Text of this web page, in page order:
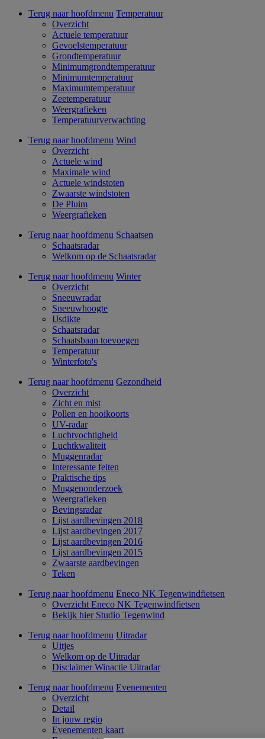
Terug naar hoofdmenu Temperatuur
Overzicht
Actuele temperatuur
Gevoelstemperatuur
Grondtemperatuur
Minimumgrondtemperatuur
Minimumtemperatuur
Maximumtemperatuur
Zeetemperatuur
Weergrafieken
Temperatuurverwachting
Terug naar hoofdmenu Wind
Overzicht
Actuele wind
Maximale wind
Actuele windstoten
Zwaarste windstoten
De Pluim
Weergrafieken
Terug naar hoofdmenu Schaatsen
Schaatsradar
Welkom op de Schaatsradar
Terug naar hoofdmenu Winter
Overzicht
Sneeuwradar
Sneeuwhoogte
IJsdikte
Schaatsradar
Schaatsbaan toevoegen
Temperatuur
Winterfoto's
Terug naar hoofdmenu Gezondheid
Overzicht
Zicht en mist
Pollen en hooikoorts
UV-radar
Luchtvochtigheid
Luchtkwaliteit
Muggenradar
Interessante feiten
Praktische tips
Muggenonderzoek
Weergrafieken
Bevingsradar
Lijst aardbevingen 2018
Lijst aardbevingen 2017
Lijst aardbevingen 2016
Lijst aardbevingen 2015
Zwaarste aardbevingen
Teken
Terug naar hoofdmenu Eneco NK Tegenwindfietsen
Overzicht Eneco NK Tegenwindfietsen
Bekijk hier Studio Tegenwind
Terug naar hoofdmenu Uitradar
Uitjes
Welkom op de Uitradar
Disclaimer Winactie Uitradar
Terug naar hoofdmenu Evenementen
Overzicht
Detail
In jouw regio
Evenementen kaart